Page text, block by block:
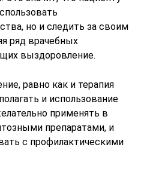
но и следить за своим
ряд врачебных
выздоровление.
равно как и терапия
и использование
применять в
препаратами, и
с профилактическими